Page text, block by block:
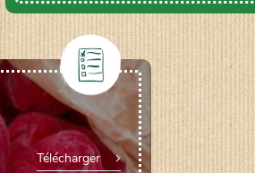
Télécharger